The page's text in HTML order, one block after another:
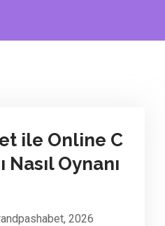
ile Online C
Oynanı
2026